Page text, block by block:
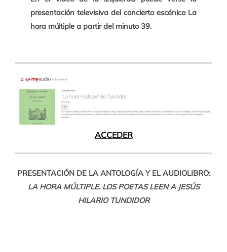
presentación televisiva del concierto escénico La
hora múltiple a partir del minuto 39.
ACCEDER
PRESENTACIÓN DE LA ANTOLOGÍA Y EL AUDIOLIBRO:
LA HORA MÚLTIPLE. LOS POETAS LEEN A JESÚS
HILARIO TUNDIDOR